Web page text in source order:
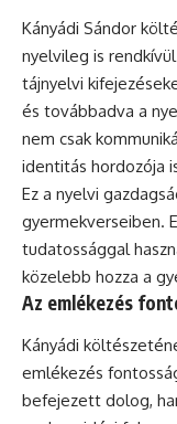
Kányádi Sándor
nyelvileg is
tájnyelvi
és továbbadva a
nem csak
identitás hordozója
Ez a nyelvi
gyermekverseiben.
tudatossággal
közelebb hozza a
Az emlékezés
Kányádi
emlékezés
befejezett dolog,